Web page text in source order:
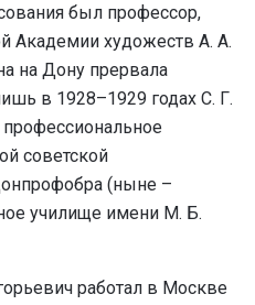
был профессор,
Академии художеств А. А.
на Дону прервала
в 1928–1929 годах С. Г.
советской
(ныне –
училище имени М. Б.
работал в Москве